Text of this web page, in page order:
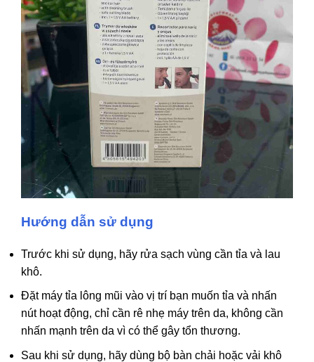
Hướng dẫn sử dụng
Trước khi sử dụng, hãy rửa sạch vùng cần tỉa và lau
khô.
Đặt máy tỉa lông mũi vào vị trí bạn muốn tỉa và nhấn
nút hoạt động, chỉ cần rê nhẹ máy trên da, không cần
nhấn mạnh trên da vì có thể gây tổn thương.
Sau khi sử dụng, hãy dùng bộ bàn chải hoặc vải khô